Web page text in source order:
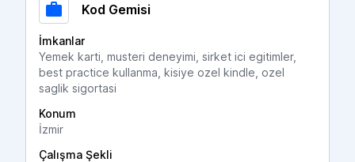
Kod Gemisi
İmkanlar
Yemek karti, musteri deneyimi, sirket ici egitimler,
best practice kullanma, kisiye ozel kindle, ozel
saglik sigortasi
Konum
İzmir
Çalışma Şekli